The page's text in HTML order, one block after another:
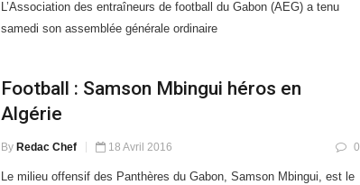
L’Association des entraîneurs de football du Gabon (AEG) a tenu
samedi son assemblée générale ordinaire
Football : Samson Mbingui héros en
Algérie
By Redac Chef 18 Avril 2016 0
Le milieu offensif des Panthères du Gabon, Samson Mbingui, est le